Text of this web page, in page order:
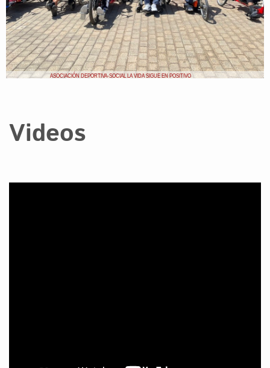
ASOCIACIÓN DEPORTIVA-SOCIAL LA VIDA SIGUE EN POSITIVO
Videos